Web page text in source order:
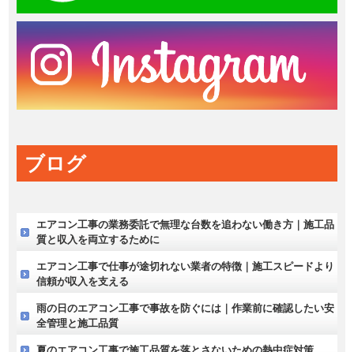
ブログ
エアコン工事の業務委託で無理な台数を追わない働き方｜施工品
質と収入を両立するために
エアコン工事で仕事が途切れない業者の特徴｜施工スピードより
信頼が収入を支える
雨の日のエアコン工事で事故を防ぐには｜作業前に確認したい安
全管理と施工品質
夏のエアコン工事で施工品質を落とさないための熱中症対策